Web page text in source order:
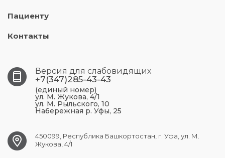
Пациенту
Контакты
Версия для слабовидящих
+7(347)285-43-43
(единый номер)
ул. М. Жукова, 4/1
ул. М. Рыльского, 10
Набережная р. Уфы, 25
450099, Республика Башкортостан, г. Уфа, ул. М.
Жукова, 4/1